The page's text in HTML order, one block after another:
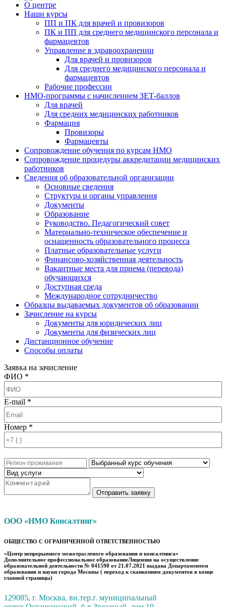
О центре
Наши курсы
ПП и ПК для врачей и провизоров
ПК и ПП для среднего медицинского персонала и
фармацевтов
Управление в здравоохранении
Для врачей и провизоров
Для среднего медицинского персонала и
фармацевтов
Рабочие профессии
НМО-программы с начислением ЗЕТ-баллов
Для врачей
Для средних медицинских работников
Фармация
Провизоры
Фармацевты
Сопровождение обучения по курсам НМО
Сопровождение процедуры аккредитации медицинских
работников
Сведения об образовательной организации
Основные сведения
Структура и органы управления
Документы
Образование
Руководство. Педагогический совет
Материально-техническое обеспечение и
оснащенность образовательного процесса
Платные образовательные услуги
Финансово-хозяйственная деятельность
Вакантные места для приема (перевода)
обучающихся
Доступная среда
Международное сотрудничество
Образцы выдаваемых документов об образовании
Зачисление на курсы
Документы для юридических лиц
Документы для физических лиц
Дистанционное обучение
Способы оплаты
Заявка на зачисление
ФИО *
E-mail *
Номер *
Отправить заявку
ООО «НМО Консалтинг»
ОБЩЕСТВО С ОГРАНИЧЕННОЙ ОТВЕТСТВЕННОСТЬЮ
«Центр непрерывного межотраслевого образования и консалтинга»
Дополнительное профессиональное образованиеЛицензия на осуществление
образовательной деятельности № 041598 от 21.07.2021 выдана Департаментом
образования и науки города Москвы ( переход к сканкопиям документов в конце
главной страницы)
129085, г. Москва, вн.тер.г. муниципальный